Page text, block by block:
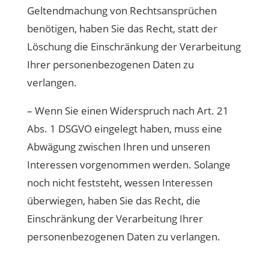
Geltendmachung von Rechtsansprüchen
benötigen, haben Sie das Recht, statt der
Löschung die Einschränkung der Verarbeitung
Ihrer personenbezogenen Daten zu
verlangen.
– Wenn Sie einen Widerspruch nach Art. 21
Abs. 1 DSGVO eingelegt haben, muss eine
Abwägung zwischen Ihren und unseren
Interessen vorgenommen werden. Solange
noch nicht feststeht, wessen Interessen
überwiegen, haben Sie das Recht, die
Einschränkung der Verarbeitung Ihrer
personenbezogenen Daten zu verlangen.